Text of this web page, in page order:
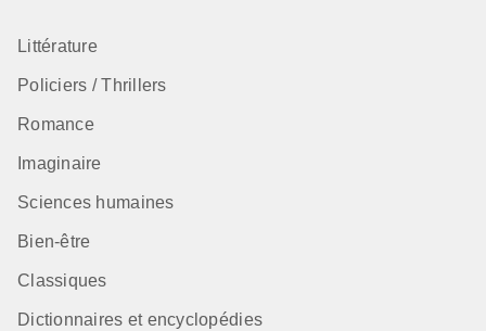
Littérature
Policiers / Thrillers
Romance
Imaginaire
Sciences humaines
Bien-être
Classiques
Dictionnaires et encyclopédies